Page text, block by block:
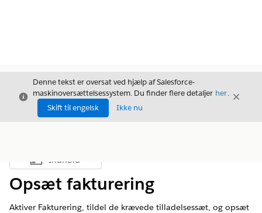
Luk
Denne tekst er oversat ved hjælp af Salesforce-
maskinoversættelsessystem. Du finder flere detaljer her.
Skift til engelsk
Ikke nu
Luk
Vis indholdsfortegnelse
Indhold
Opsæt fakturering
Aktiver Fakturering, tildel de krævede tilladelsessæt, og opsæt